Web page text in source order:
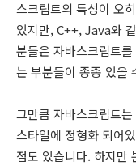
스크립트의 특성이 오
있지만, C++, Java와
분들은 자바스크립트를
는 부분들이 종종 있을
그만큼 자바스크립트
스타일에 정형화 되어
점도 있습니다. 하지만